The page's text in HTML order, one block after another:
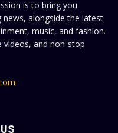
is to bring you
news, alongside the latest
music, and fashion.
videos, and non-stop